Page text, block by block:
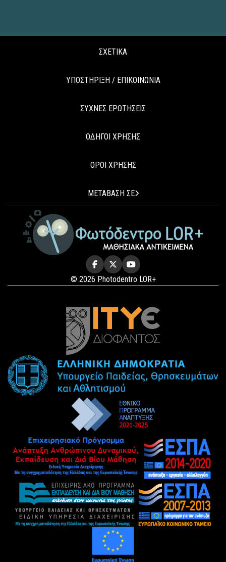
ΣΧΕΤΙΚΑ
ΥΠΟΣΤΗΡΙΞΗ / ΕΠΙΚΟΙΝΩΝΙΑ
ΣΥΧΝΕΣ ΕΡΩΤΗΣΕΙΣ
ΟΔΗΓΟΙ ΧΡΗΣΗΣ
ΟΡΟΙ ΧΡΗΣΗΣ
ΜΕΤΑΒΑΣΗ ΣΕ
© 2026 Photodentro LOR+